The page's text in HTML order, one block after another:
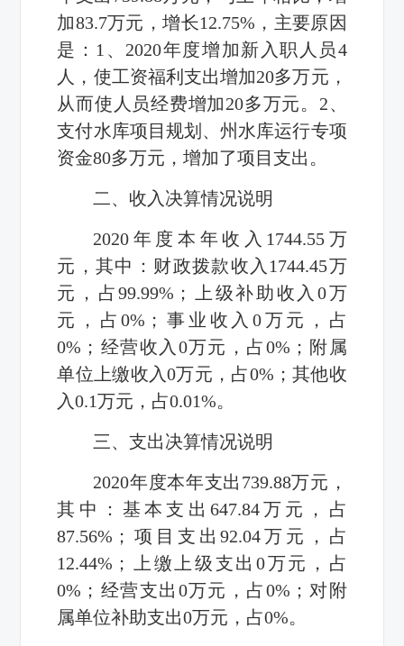
加83.7万元，增长12.75%，主要原因
是：1、2020年度增加新入职人员4
人，使工资福利支出增加20多万元，
从而使人员经费增加20多万元。2、
支付水库项目规划、州水库运行专项
资金80多万元，增加了项目支出。
二、收入决算情况说明
2020年度本年收入1744.55万
元，其中：财政拨款收入1744.45万
元，占99.99%；上级补助收入0万
元，占0%；事业收入0万元，占
0%；经营收入0万元，占0%；附属
单位上缴收入0万元，占0%；其他收
入0.1万元，占0.01%。
三、支出决算情况说明
2020年度本年支出739.88万元，
其中：基本支出647.84万元，占
87.56%；项目支出92.04万元，占
12.44%；上缴上级支出0万元，占
0%；经营支出0万元，占0%；对附
属单位补助支出0万元，占0%。